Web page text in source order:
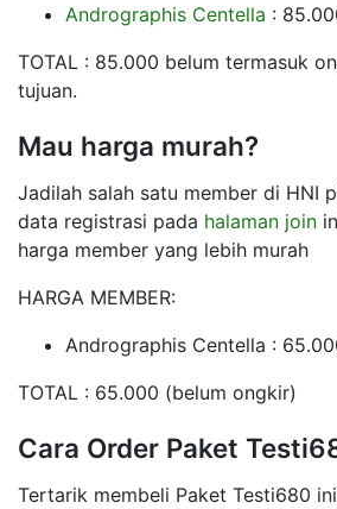
Andrographis Centella :
TOTAL : 85.000 belum termasuk
tujuan.
Mau harga murah?
Jadilah salah satu member di HNI
data registrasi pada halaman join
harga member yang lebih murah
HARGA MEMBER:
Andrographis Centella :
TOTAL : 65.000 (belum ongkir)
Cara Order Paket
Tertarik membeli Paket Testi680